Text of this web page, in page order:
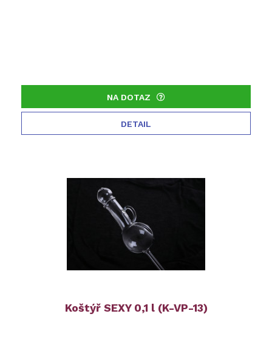
NA DOTAZ
DETAIL
Koštýř SEXY 0,1 l (K-VP-13)